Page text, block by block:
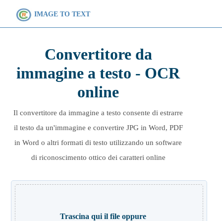
IMAGE TO TEXT
Convertitore da
immagine a testo - OCR
online
Il convertitore da immagine a testo consente di estrarre
il testo da un'immagine e convertire JPG in Word, PDF
in Word o altri formati di testo utilizzando un software
di riconoscimento ottico dei caratteri online
Trascina qui il file oppure